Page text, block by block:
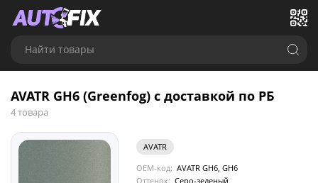
Найти товары
AVATR GH6 (Greenfog) с доставкой по РБ
4 товара
AVATR
OEM-код: AVATR GH6, GH6
Оттенок: Серо-зеленый